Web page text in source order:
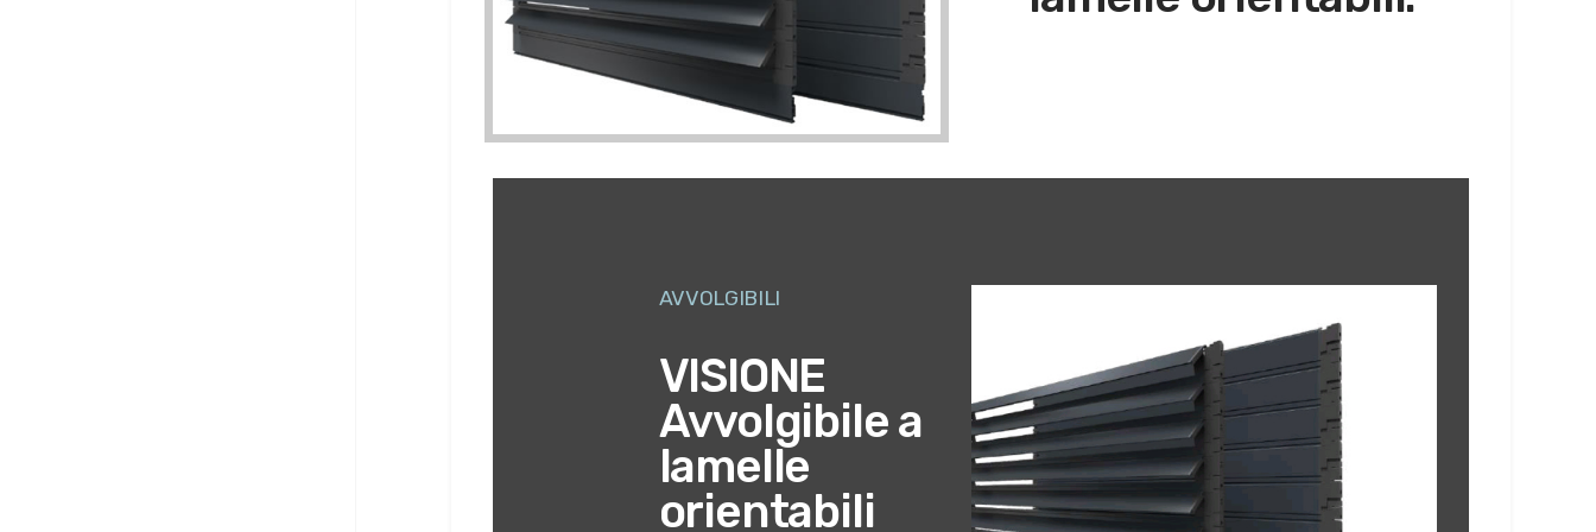
AVVOLGIBILI
VISIONE
Avvolgibile a
lamelle
orientabili